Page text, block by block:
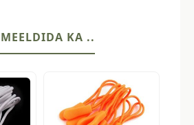
KA ..